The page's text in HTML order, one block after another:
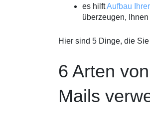
es hilftAufbau
überzeugen,
Hier sind 5 Dinge, die
6 Arten
Mails